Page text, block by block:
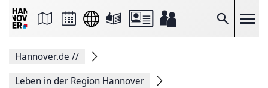
Suche
Seite
Facebook
Hannover.de //
Leben in der Region Hannover